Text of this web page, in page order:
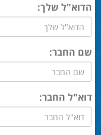
הדוא"ל שלך:
שם החבר:
דוא"ל החבר: